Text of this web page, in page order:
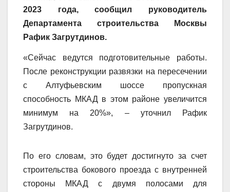
2023 года, сообщил руководитель
Департамента строительства Москвы
Рафик Загрутдинов.
«Сейчас ведутся подготовительные работы.
После реконструкции развязки на пересечении
с Алтуфьевским шоссе пропускная
способность МКАД в этом районе увеличится
минимум на 20%», – уточнил Рафик
Загрутдинов.
По его словам, это будет достигнуто за счет
строительства бокового проезда с внутренней
стороны МКАД с двумя полосами для